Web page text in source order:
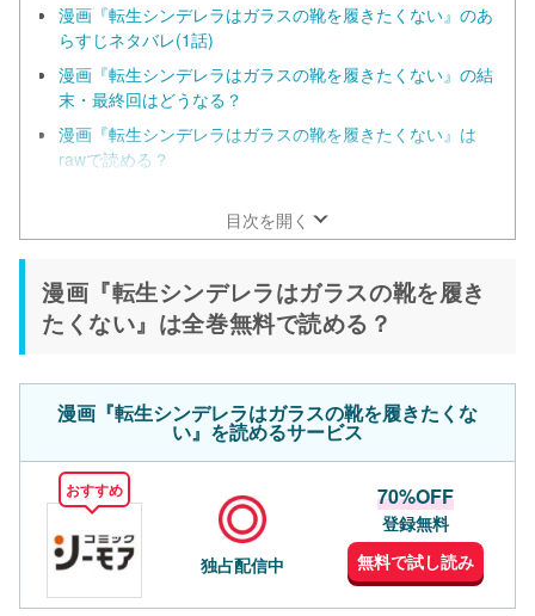
漫画『転生シンデレラはガラスの靴を履きたくない』のあ
らすじネタバレ(1話)
漫画『転生シンデレラはガラスの靴を履きたくない』の結
末・最終回はどうなる？
漫画『転生シンデレラはガラスの靴を履きたくない』は
rawで読める？
得に読める漫画サイト一覧目次を開く
漫画『転生シンデレラはガラスの靴を履き
たくない』は全巻無料で読める？
漫画『転生シンデレラはガラスの靴を履きたくな
い』を読めるサービス
おすすめ
独占配信中
70%OFF
登録無料
無料で試し読み